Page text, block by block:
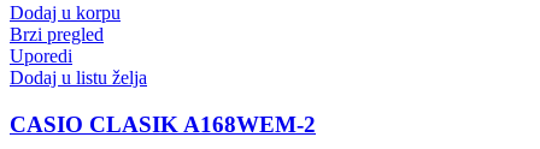
Dodaj u korpu
Brzi pregled
Uporedi
Dodaj u listu želja
CASIO CLASIK A168WEM-2